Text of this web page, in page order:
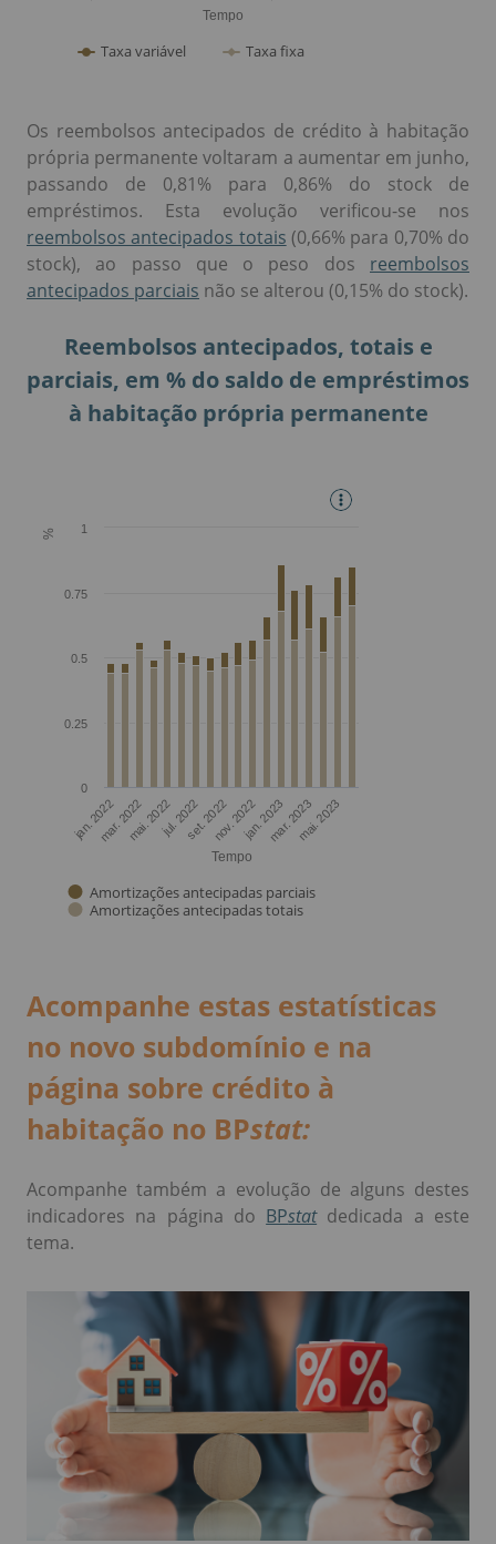
Os reembolsos antecipados de crédito à habitação
própria permanente voltaram a aumentar em junho,
passando de 0,81% para 0,86% do stock de
empréstimos. Esta evolução verificou-se nos
reembolsos antecipados totais(0,66% para 0,70% do
stock), ao passo que o peso dosreembolsos
Reembolsos antecipados, totais e
parciais, em % do saldo de empréstimos
Acompanhe estas estatísticas
no novo subdomínio e na
página sobre crédito à
Acompanhe também a evolução de alguns destes
indicadores na página do